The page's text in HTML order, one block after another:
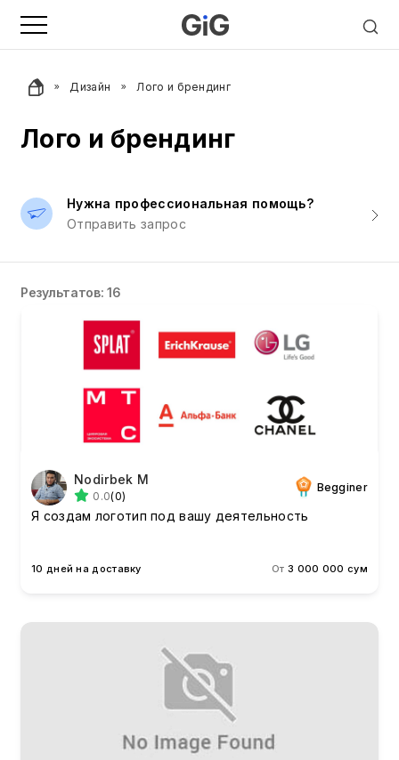
Дизайн Лого и брендинг
Лого и брендинг
Нужна профессиональная помощь?
Отправить запрос
Результатов: 16
Nodirbek M
0.0(0)
Begginer
Я создам логотип под вашу деятельность
10 дней на доставку От3 000 000 сум